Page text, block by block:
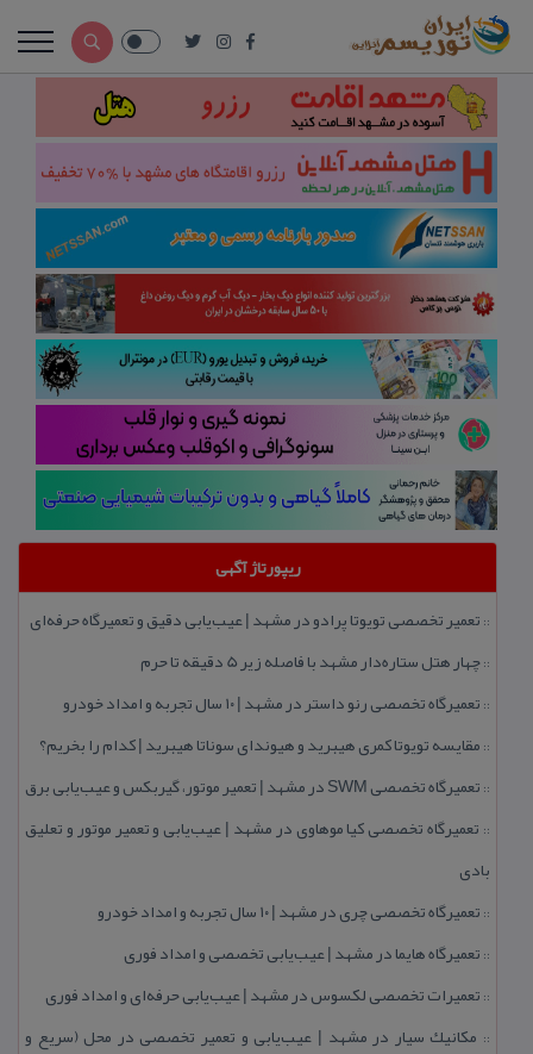
ریپورتاژ آگهی
:: تعمیر تخصصی تویوتا پرادو در مشهد | عیب‌یابی دقیق و تعمیرگاه حرفه‌ای
::چهار هتل‌ ستاره‌دار مشهد با فاصله زیر 5 دقیقه تا حرم
:: تعمیرگاه تخصصی رنو داستر در مشهد | ۱۰ سال تجربه و امداد خودرو
:: مقایسه تویوتا كمری هیبرید و هیوندای سوناتا هیبرید | كدام را بخریم؟
:: تعمیرگاه تخصصی SWM در مشهد | تعمیر موتور، گیربكس و عیب‌یابی برق
:: تعمیرگاه تخصصی كیا موهاوی در مشهد | عیب‌یابی و تعمیر موتور و تعلیق
بادی
:: تعمیرگاه تخصصی چری در مشهد | ۱۰ سال تجربه و امداد خودرو
:: تعمیرگاه هایما در مشهد | عیب‌یابی تخصصی و امداد فوری
:: تعمیرات تخصصی لكسوس در مشهد | عیب‌یابی حرفه‌ای و امداد فوری
:: مكانیك سیار در مشهد | عیب‌یابی و تعمیر تخصصی در محل (سریع و